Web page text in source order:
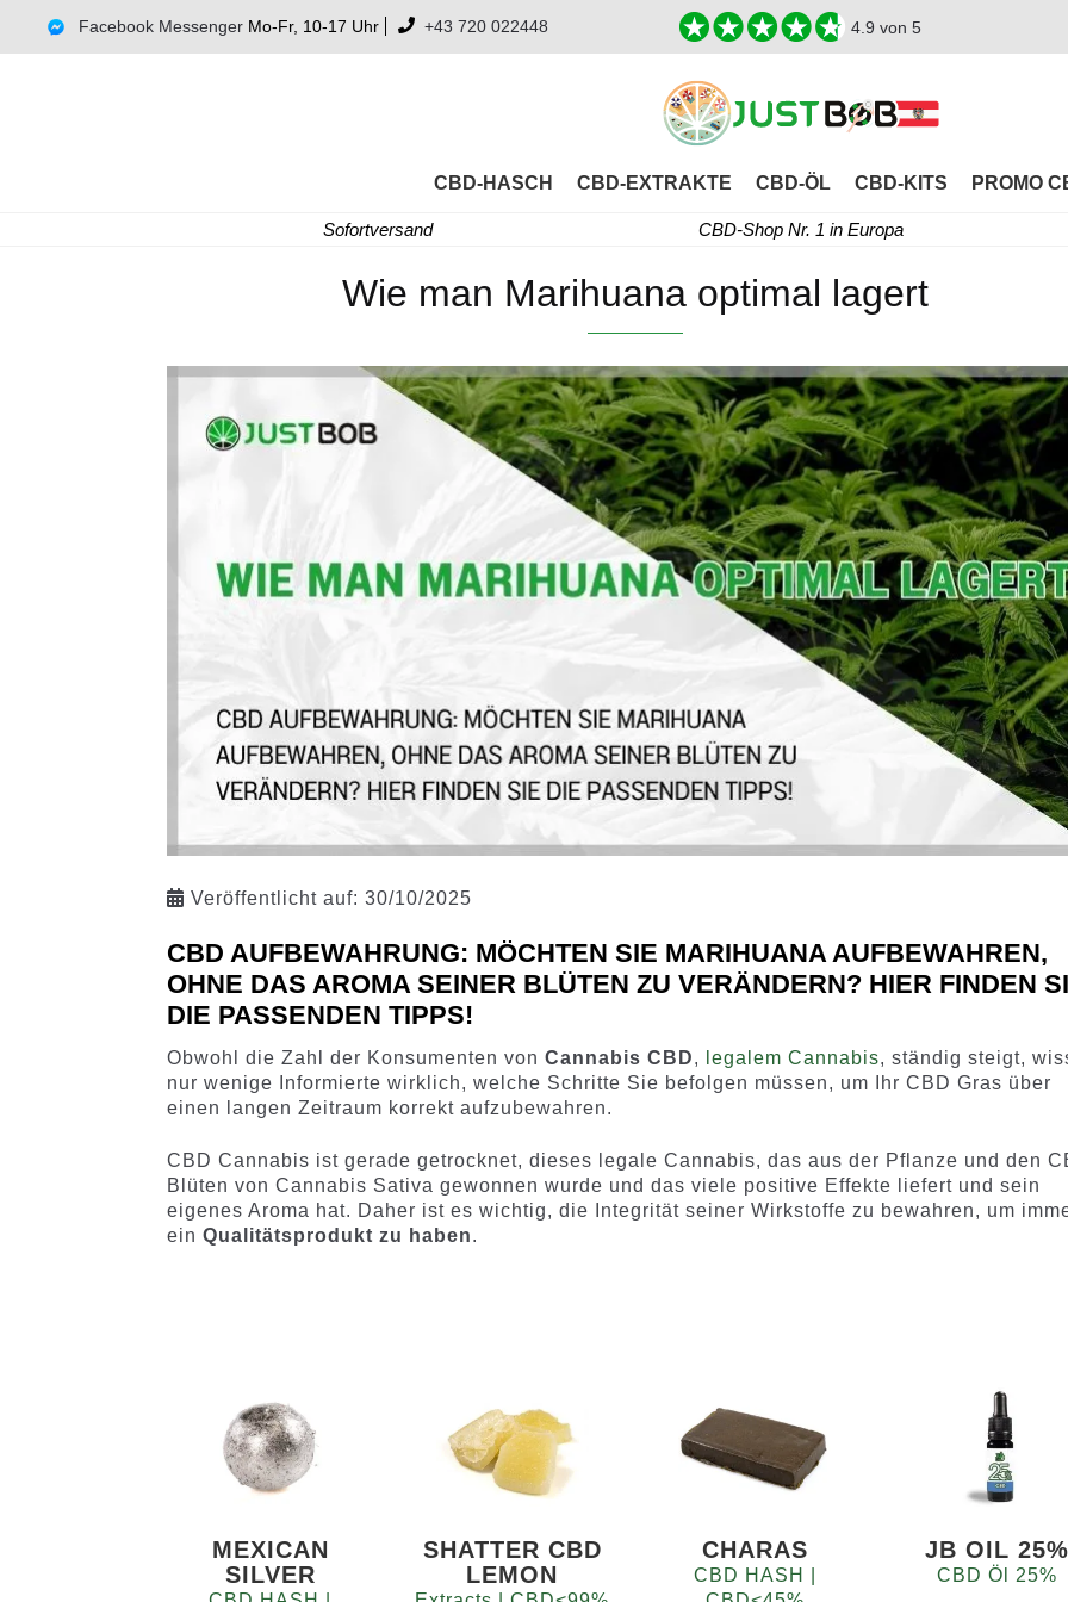
Facebook Messenger Mo-Fr, 10-17 Uhr +43 720 022448 4.9 von 5
CBD-HASCH CBD-EXTRAKTE CBD-ÖL CBD-KITS PROMO
Sofortversand CBD-Shop Nr. 1 in Europa
Wie man Marihuana optimal lagert
Veröffentlicht auf: 30/10/2025
CBD AUFBEWAHRUNG: MÖCHTEN SIE MARIHUANA AUFBEWAHREN,
OHNE DAS AROMA SEINER BLÜTEN ZU VERÄNDERN? HIER FINDEN
DIE PASSENDEN TIPPS!
Obwohl die Zahl der Konsumenten vonCannabis CBD, legalem Cannabis, ständig steigt,
nur wenige Informierte wirklich, welche Schritte Sie befolgen müssen, um Ihr CBD Gras über
einen langen Zeitraum korrekt aufzubewahren.
CBD Cannabis ist gerade getrocknet, dieses legale Cannabis, das aus der Pflanze und den
Blüten von Cannabis Sativa gewonnen wurde und das viele positive Effekte liefert und sein
eigenes Aroma hat. Daher ist es wichtig, die Integrität seiner Wirkstoffe zu bewahren, um
einQualitätsprodukt zu haben.
MEXICAN
SILVER
SHATTER CBD
LEMON
CHARAS
CBD HASH |
JB OIL 25%
CBD Öl 25%